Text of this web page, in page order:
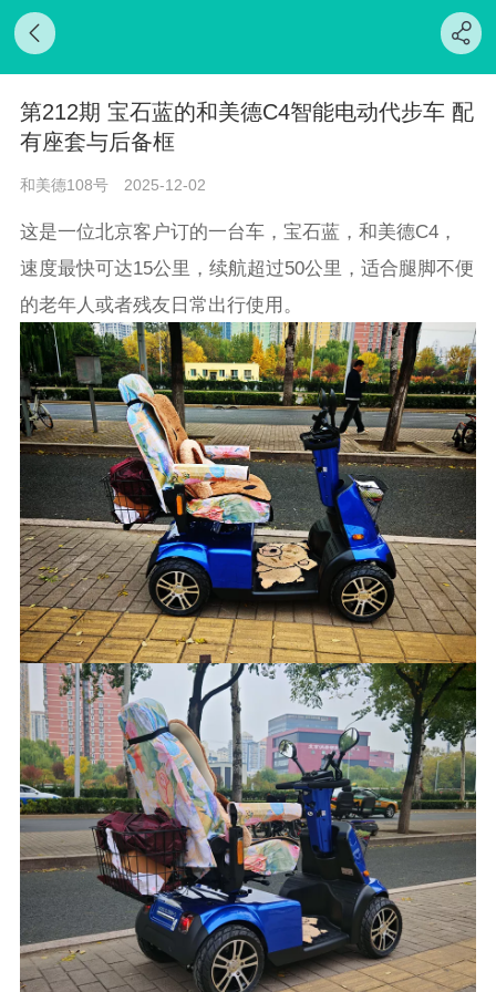
第212期 宝石蓝的和美德C4智能电动代步车 配
有座套与后备框
和美德108号 2025-12-02
这是一位北京客户订的一台车，宝石蓝，和美德C4，
速度最快可达15公里，续航超过50公里，适合腿脚不便
的老年人或者残友日常出行使用。